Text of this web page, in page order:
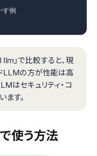
例
」で比較すると、現
LLMの方が性能は高
はセキュリティ・コ
ます。
使う方法